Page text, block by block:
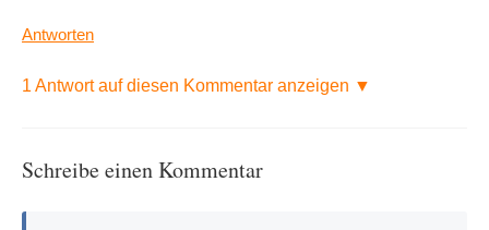
Antworten
1 Antwort auf diesen Kommentar anzeigen ▼
Schreibe einen Kommentar